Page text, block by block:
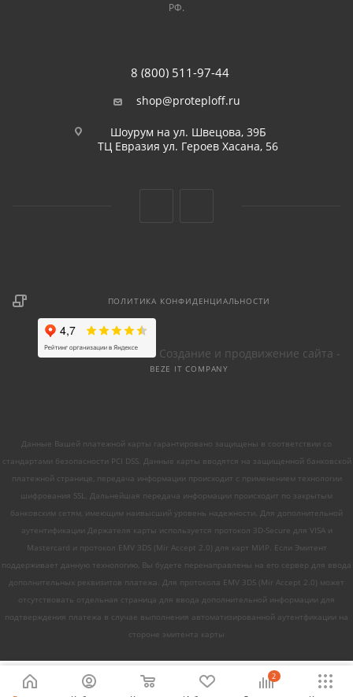
РФ.
8 (800) 511-97-44
shop@proteploff.ru
Шоурум на ул. Швецова, 39Б
ТЦ Евразия ул. Героев Хасана, 56
ПОЛИТИКА КОНФИДЕНЦИАЛЬНОСТИ
Создание и продвижение сайта -
BEZE IT COMPANY
Данные Вашей платежной карты гарантировано защищены в соответствии со
стандартами безопасности PCI DSS. Данные карты вводятся на защищенной банковской
платежной странице, передача информации происходит с применением технологии
шифрования SSL. Дальнейшая передача информации происходит по закрытым
банковским сетям, имеющим наивысший уровень надежности. Для дополнительной
аутентификации Держателя карты используется протокол 3D-Secure для VISA и
Mastercard и протокол EMV 3DS (Mir Accept 2.0) для карт МИР. Если Эмитент
поддерживает данную технологию, Вы будете перенаправлены на его сервер для ввода
дополнительных реквизитов платежа. Для протокола EMV 3DS (Mir Accept 2.0) может
отсутствовать отдельная страница для ввода дополнительной информации для
подтверждения платежа в случае выполнения автоматизированной аутентфикации на
стороне эмитента карты
2